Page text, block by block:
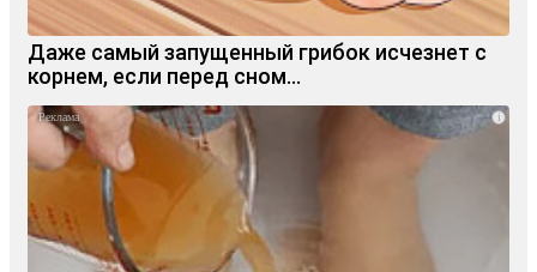
Даже самый запущенный грибок исчезнет с
корнем, если перед сном…
i